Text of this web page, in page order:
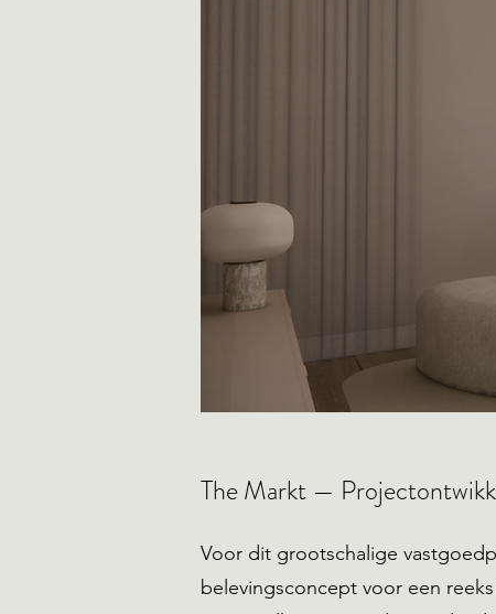
The Markt —
Voor dit grootschalige
belevingsconcept voor een